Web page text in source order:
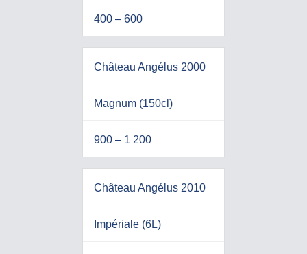
400 – 600
Château Angélus 2000
Magnum (150cl)
900 – 1 200
Château Angélus 2010
Impériale (6L)